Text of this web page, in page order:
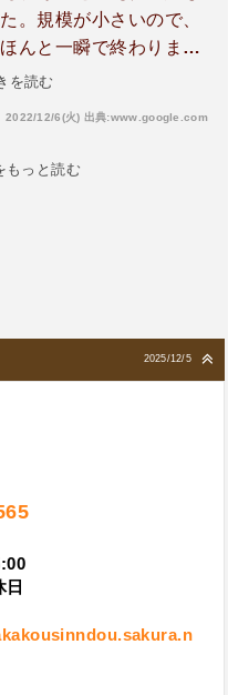
。規模が小さいので、
んと一瞬で終わりま
あれば、早朝など人が
を読む
2022/12/6(火) 出典:www.google.com
もっと読む
2025/12/5